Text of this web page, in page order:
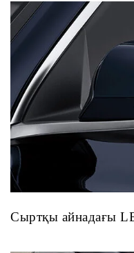
Сыртқы айнадағы